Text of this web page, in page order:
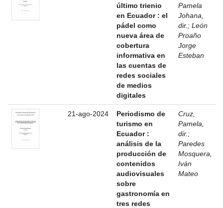
último trienio
en Ecuador : el
pádel como
nueva área de
cobertura
informativa en
las cuentas de
redes sociales
de medios
digitales
Pamela
Johana,
dir. ; León
Proaño
Jorge
Esteban
21-ago-2024
Periodismo de
turismo en
Ecuador :
análisis de la
producción de
contenidos
audiovisuales
sobre
gastronomía en
tres redes
Cruz,
Pamela,
dir. ;
Paredes
Mosquera,
Iván
Mateo